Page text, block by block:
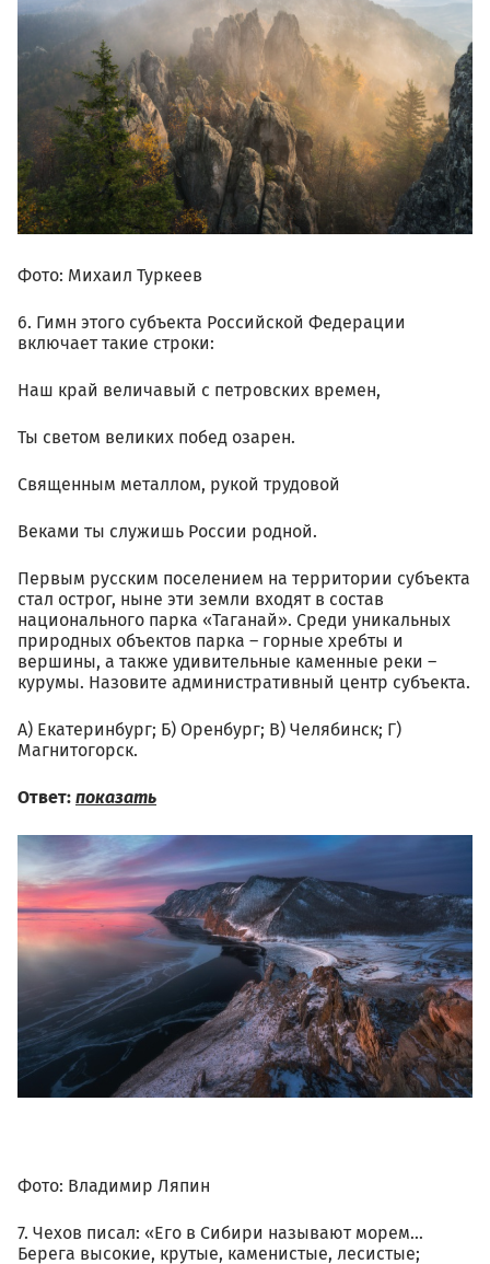
Фото: Михаил Туркеев
6. Гимн этого субъекта Российской Федерации
включает такие строки:
Наш край величавый с петровских времен,
Ты светом великих побед озарен.
Священным металлом, рукой трудовой
Веками ты служишь России родной.
Первым русским поселением на территории субъекта
стал острог, ныне эти земли входят в состав
национального парка «Таганай». Среди уникальных
природных объектов парка – горные хребты и
вершины, а также удивительные каменные реки –
курумы. Назовите административный центр субъекта.
А) Екатеринбург; Б) Оренбург; В) Челябинск; Г)
Магнитогорск.
Ответ: показать
2.7.jpg
Фото: Владимир Ляпин
7. Чехов писал: «Его в Сибири называют морем...
Берега высокие, крутые, каменистые, лесистые;